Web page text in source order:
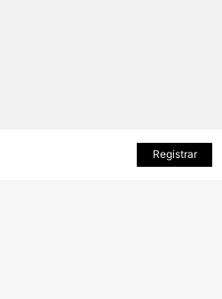
ADICIONAR AO CARRINHO
Registrar